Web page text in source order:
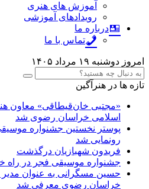
آموزش های هنری
رویدادهای آموزشی
درباره ما
تماس با ما
امروز دوشنبه ۱۹ مرداد ۱۴۰۵
تازه ها در هنرآگین
«مجتبی خان‌قیطاقی» معاون
اسلامی خراسان رضوی شد
پوستر نخستین جشنواره
رونمایی شد
فریدون شهبازیان درگذشت
جشنواره موسیقی فجر در راه
حسین مسگرانی به عنوان
خراسان رضوی معرفی شد